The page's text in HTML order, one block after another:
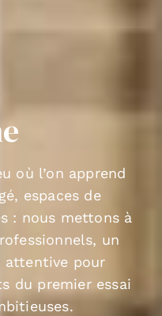
où l’on apprend
espaces de
: nous mettons à
un
attentive pour
du premier essai